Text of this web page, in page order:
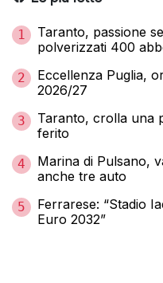
1
Taranto, passione
polverizzati 400
2
Eccellenza Puglia,
2026/27
3
Taranto, crolla una
ferito
4
Marina di Pulsano,
anche tre auto
5
Ferrarese: “Stadio
Euro 2032”